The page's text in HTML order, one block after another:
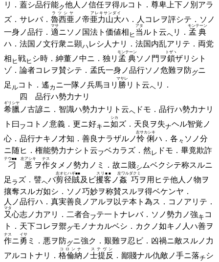
リ．蓋シ品行能ク他人ノ信任ヲ得ルコト．尊卑上下ノ別アラ
ズ．サレバ． 魯西亜
ラツシヤ
ノ帝亜力山大
アレキサンダイ
ハ．人コレヲ評シテ．ソノ
一身ノ品行． 適
マサ
ニソノ国法ト価値相 ヒ 当
アタ
ルト 云ヘ リ． 孟典
モンテーン
ハ．法国ノ文行衆ニ顕ハ レシ人ナリ．法国内乱アリテ．両党
相 ヒ戦ヒ シ時．紳董ノ中ニ．独リ 孟典
モンテーン
ソノ門ヲ鎖
トザヽ
ザリシト
ゾ．論者コレヲ賛シテ．孟氏一身ノ品行ソノ危難ヲ 防グニ
足 ルコト． 遙カ ニ一隊ノ兵馬ヨリ 勝
マサレ
リト 云ヘ リ．
四 品行ハ勢力ナリ
希臘
ギリシヤ
ノ古諺ニ．智識ハ勢力ナリト 云ヘ ドモ．品行ハ勢力ナリ
ト 曰フ コトノ意義．更ニ好キニ如
シカ
ズ．天良ヲ失ナヘル智覚ノ
心．品行ナキノ才知．善良ナラザルノ怜俐
左サカシキ
ハ． 各 々 ソノ分
ニ随ヒ．権能勢力ナシト 云フベカラズ． 然 レ ドモ．畢竟欺詐
刁悪
テウ■■ 左アシキ
ヲ作
ナス
タメノ勢力ノミ．故ニ賤シ ムベクシテ称スルニ
足 ラ ズ． 譬ヘバ剪径賊
左オヒハギ■■
及ビ攫客
スリ■■
ノ姦巧
左ワルダクミ
ヲ用ヒテ他人ノ物ヲ
攘奪スルガ如シ．ソノ巧妙ヲ称賛スルヲ得ベケンヤ．
人ノ品行ハ．真実善良ノアルヲ以テ本ト為ス．コノアリテ．
又
マタ
心志ノ力アリ．二者合フテ一トナレバ．ソノ勢力ノ強キ コ
ト．天下コレヲ禦グモノナカルベシ．カクノ如キノ人ハ善ヲ
作
ナス
ニ勇
イサ
ミ．悪ヲ 防グニ強ク．艱難ヲ忍ビ．凶禍ニ敵スルノ力
アルコトナリ． 格倫納
コロンナ
ノ士提反
ステヴン
．鄙賤ナル仇敵ノ手ニ落チ シ